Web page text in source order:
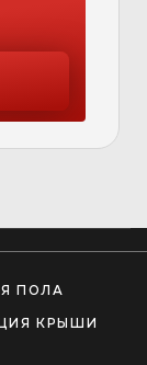
ПОЛА
КРЫШИ